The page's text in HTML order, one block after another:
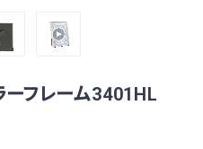
ーフレーム3401HL